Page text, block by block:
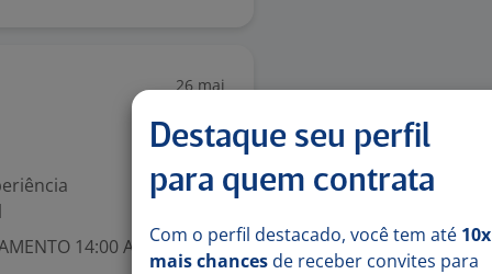
26 mai
14:00 AS 22:20
Destaque seu perfil
para quem contrata
Com o perfil destacado, você tem até 10x
mais chances de receber convites para